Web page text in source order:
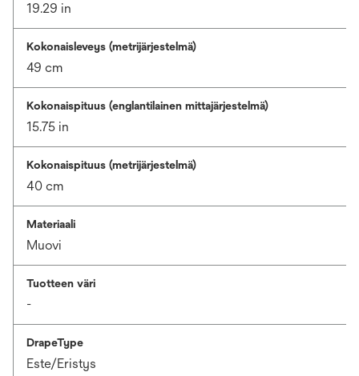
19.29 in
Kokonaisleveys (metrijärjestelmä)
49 cm
Kokonaispituus (englantilainen mittajärjestelmä)
15.75 in
Kokonaispituus (metrijärjestelmä)
40 cm
Materiaali
Muovi
Tuotteen väri
-
DrapeType
Este/Eristys